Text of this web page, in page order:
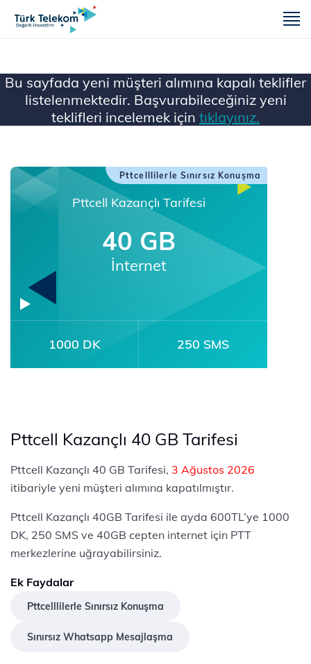
Bu sayfada yeni müşteri alımına kapalı teklifler
listelenmektedir. Başvurabileceğiniz yeni
teklifleri incelemek için tıklayınız.
Ana Sayfa
Pttcelllilerle Sınırsız Konuşma
Pttcell Kazançlı Tarifesi
40 GB
İnternet
1000 DK 250 SMS
Pttcell Kazançlı 40 GB Tarifesi
Pttcell Kazançlı 40 GB Tarifesi, 3 Ağustos 2026
itibariyle yeni müşteri alımına kapatılmıştır.
Pttcell Kazançlı 40GB Tarifesi ile ayda 600TL’ye 1000
DK, 250 SMS ve 40GB cepten internet için PTT
merkezlerine uğrayabilirsiniz.
Ek Faydalar
Pttcelllilerle Sınırsız Konuşma
Sınırsız Whatsapp Mesajlaşma